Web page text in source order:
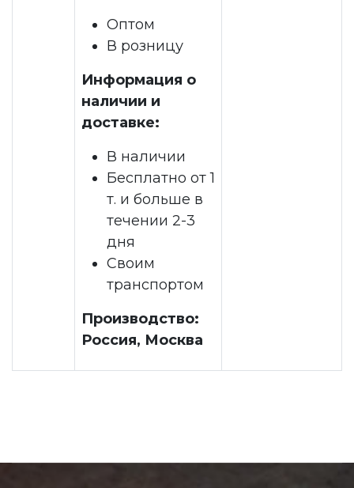
Оптом
В розницу
Информация о
наличии и
доставке:
В наличии
Бесплатно от 1
т. и больше в
течении 2-3
дня
Своим
транспортом
Производство:
Россия, Москва